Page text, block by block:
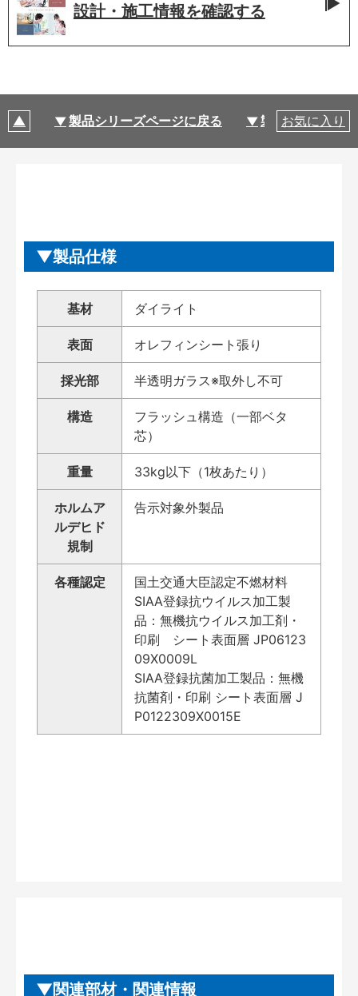
設計・施工情報を確認する
製品シリーズページに戻る 製品仕様
お気に入り
製品仕様
基材 ダイライト
表面 オレフィンシート張り
採光部 半透明ガラス※取外し不可
構造
フラッシュ構造（一部ベタ
芯）
重量 33kg以下（1枚あたり）
ホルムア
ルデヒド
規制
告示対象外製品
各種認定
国土交通大臣認定不燃材料
SIAA登録抗ウイルス加工製
品：無機抗ウイルス加工剤・
印刷 シート表面層 JP06123
09X0009L
SIAA登録抗菌加工製品：無機
抗菌剤・印刷 シート表面層 J
P0122309X0015E
関連部材・関連情報